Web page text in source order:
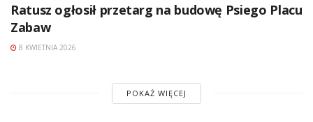
Ratusz ogłosił przetarg na budowę Psiego Placu
Zabaw
8 KWIETNIA 2026
POKAŻ WIĘCEJ